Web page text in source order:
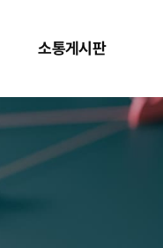
소통게시판